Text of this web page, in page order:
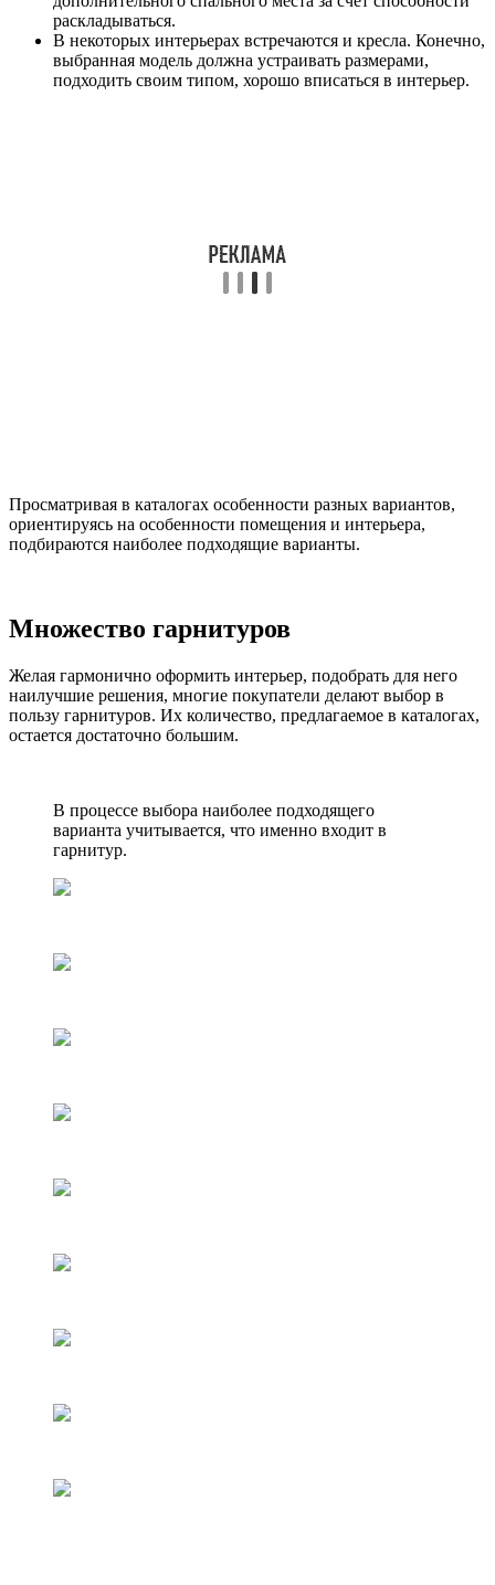
раскладываться.
В некоторых интерьерах встречаются и кресла. Конечно,
выбранная модель должна устраивать размерами,
подходить своим типом, хорошо вписаться в интерьер.
Просматривая в каталогах особенности разных вариантов,
ориентируясь на особенности помещения и интерьера,
подбираются наиболее подходящие варианты.
Множество гарнитуров
Желая гармонично оформить интерьер, подобрать для него
наилучшие решения, многие покупатели делают выбор в
пользу гарнитуров. Их количество, предлагаемое в каталогах,
остается достаточно большим.
В процессе выбора наиболее подходящего
варианта учитывается, что именно входит в
гарнитур.